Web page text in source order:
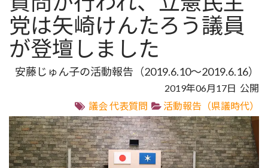
党は矢崎けんたろう議員
が登壇しました
安藤じゅん子の活動報告（2019.6.10～2019.6.16）
2019年06月17日 公開
議会代表質問 活動報告（県議時代）